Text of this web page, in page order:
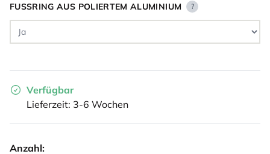
FUSSRING AUS POLIERTEM ALUMINIUM ?
Verfügbar
Lieferzeit: 3-6 Wochen
Anzahl: